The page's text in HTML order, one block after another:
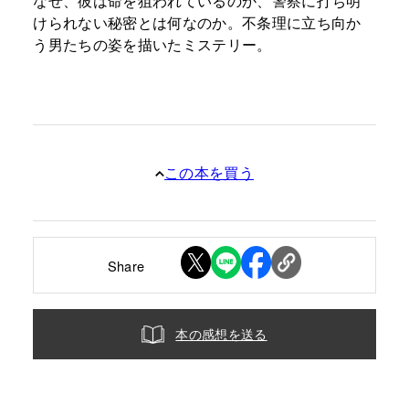
けられない秘密とは何なのか。不条理に立ち向か
う男たちの姿を描いたミステリー。
この本を買う
Share
本の感想を送る